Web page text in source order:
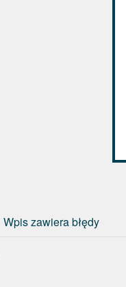
Wpis zawiera błędy